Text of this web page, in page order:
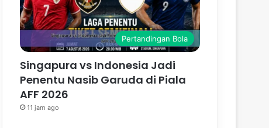
Pertandingan Bola
Singapura vs Indonesia Jadi
Penentu Nasib Garuda di Piala
AFF 2026
11 jam ago